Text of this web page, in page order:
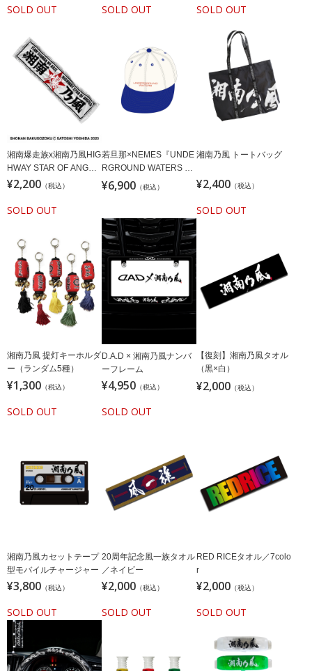
SOLD OUT SOLD OUT SOLD OUT
湘南爆走族x湘南乃風HIG
HWAY STAR OF ANGEL
タオル/ホワイト
¥2,200 （税込）
SOLD OUT
若旦那×NEMES『UNDE
RGROUND WATERS CA
P』
¥6,900 （税込）
湘南乃風 トートバッグ
¥2,400 （税込）
SOLD OUT
湘南乃風 提灯キーホルダ
ー（ランダム5種）
¥1,300 （税込）
SOLD OUT
D.A.D × 湘南乃風ナンバ
ーフレーム
¥4,950 （税込）
SOLD OUT
【復刻】湘南乃風タオル
（黒×白）
¥2,000 （税込）
湘南乃風カセットテープ
型モバイルチャージャー
¥3,800 （税込）
SOLD OUT
20周年記念風一族タオル
／ネイビー
¥2,000 （税込）
SOLD OUT
RED RICEタオル／7colo
r
¥2,000 （税込）
SOLD OUT